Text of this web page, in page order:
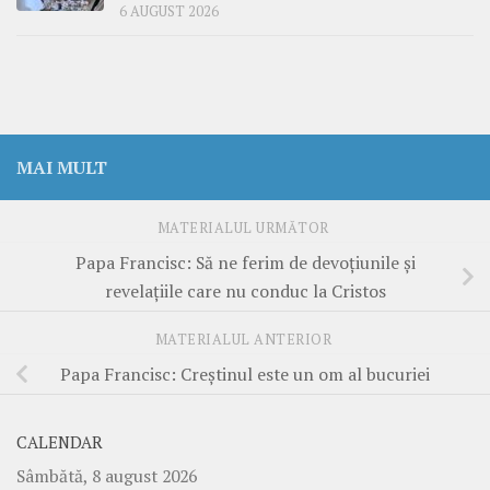
6 AUGUST 2026
MAI MULT
MATERIALUL URMĂTOR
Papa Francisc: Să ne ferim de devoţiunile şi
revelaţiile care nu conduc la Cristos
MATERIALUL ANTERIOR
Papa Francisc: Creştinul este un om al bucuriei
CALENDAR
Sâmbătă, 8 august 2026